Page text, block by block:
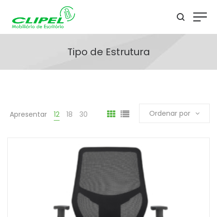
Tipo de Estrutura
Apresentar 12 18 30 Ordenar por